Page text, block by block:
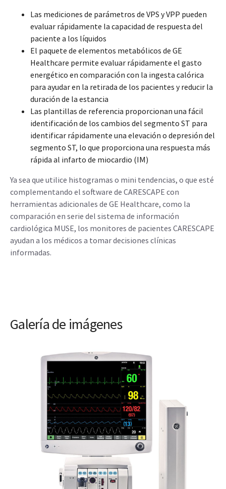
Las mediciones de parámetros de VPS y VPP pueden
evaluar rápidamente la capacidad de respuesta del
paciente a los líquidos
El paquete de elementos metabólicos de GE
Healthcare permite evaluar rápidamente el gasto
energético en comparación con la ingesta calórica
para ayudar en la retirada de los pacientes y reducir la
duración de la estancia
Las plantillas de referencia proporcionan una fácil
identificación de los cambios del segmento ST para
identificar rápidamente una elevación o depresión del
segmento ST, lo que proporciona una respuesta más
rápida al infarto de miocardio (IM)
Ya sea que utilice histogramas o mini tendencias, o que esté
complementando el software de CARESCAPE con
herramientas adicionales de GE Healthcare, como la
comparación en serie del sistema de información
cardiológica MUSE, los monitores de pacientes CARESCAPE
ayudan a los médicos a tomar decisiones clínicas
informadas.
Galería de imágenes